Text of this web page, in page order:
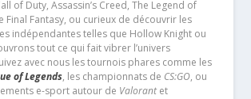
of Duty, Assassin’s Creed, The Legend of
Final Fantasy, ou curieux de découvrir les
indépendantes telles que Hollow Knight ou
tout ce qui fait vibrer l’univers
avec nous les tournois phares comme les
of Legends, les championnats de CS:GO, ou
e-sport autour de Valorantet